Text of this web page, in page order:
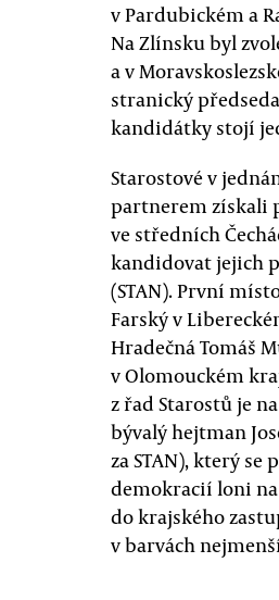
v Pardubickém a
Na Zlínsku byl
a v
stranický
kandidátky stojí
Starostové v
partnerem získali
ve středních
kandidovat jejich
(STAN). První
Farský v
Hradečná Tomáš
v Olomouckém
z řad Starostů je
bývalý hejtman
za STAN), který se
demokracií loni
do krajského
v barvách